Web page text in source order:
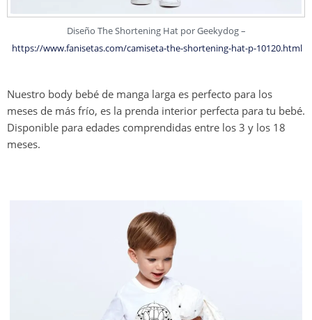
Diseño The Shortening Hat por Geekydog –
https://www.fanisetas.com/camiseta-the-shortening-hat-p-10120.html
Nuestro body bebé de manga larga es perfecto para los
meses de más frío, es la prenda interior perfecta para tu bebé.
Disponible para edades comprendidas entre los 3 y los 18
meses.